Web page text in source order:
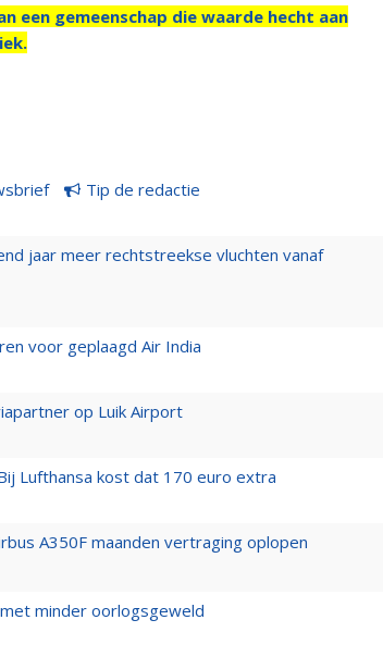
een gemeenschap die waarde hecht aan
Tip de redactie
jaar meer rechtstreekse vluchten vanaf
voor geplaagd Air India
op Luik Airport
Lufthansa kost dat 170 euro extra
A350F maanden vertraging oplopen
minder oorlogsgeweld